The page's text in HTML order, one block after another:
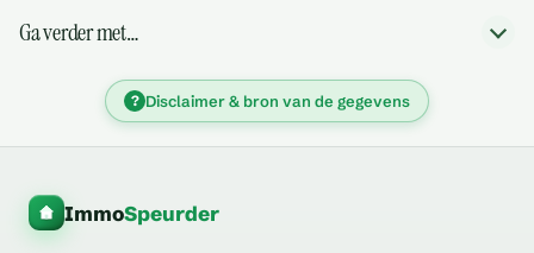
Ga verder met…
? Disclaimer & bron van de gegevens
ImmoSpeurder